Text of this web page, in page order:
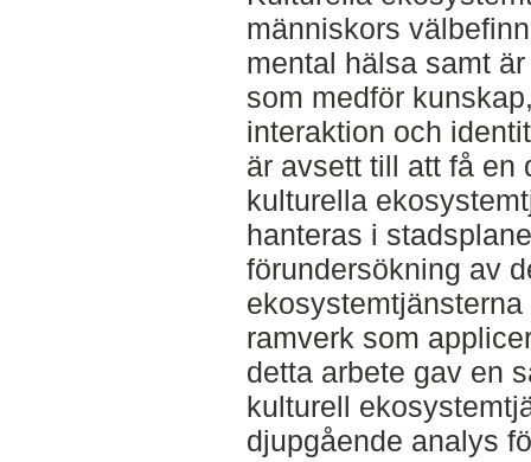
människors
mental hälsa samt
som medför
interaktion och
är avsett till att få en
kulturella
hanteras i
förundersökning av
ramverk som
detta arbete gav en
kulturell
djupgående analys